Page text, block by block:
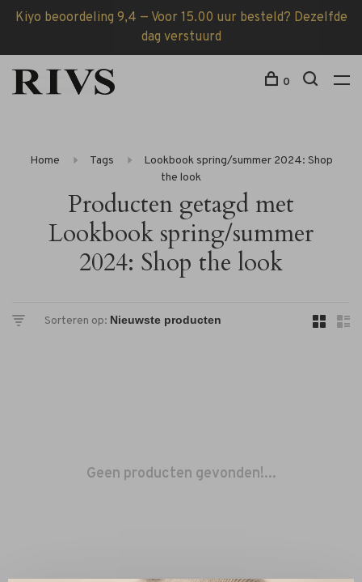
Kiyo beoordeling 9,4 — Voor 15.00 uur besteld? Dezelfde
dag verstuurd
0
Home Tags
Lookbook spring/summer 2024: Shop
the look
Producten getagd met
Lookbook spring/summer
2024: Shop the look
Sorteren op:
Geen producten gevonden!...